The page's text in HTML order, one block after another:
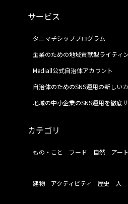
サービス
タニマチシッププログラム
企業のための地域貢献型ライティ
Mediall公式自治体アカウント
自治体のためのSNS運用の新しい
地域の中小企業のSNS運用を徹底
カテゴリ
もの・こと フード 自然 アート
建物 アクティビティ 歴史 人